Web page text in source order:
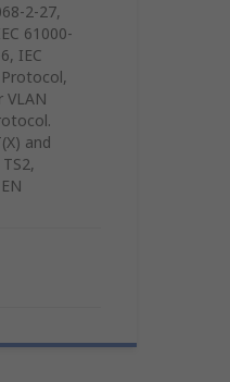
2-27,
61000-
IEC
Protocol,
VLAN
and